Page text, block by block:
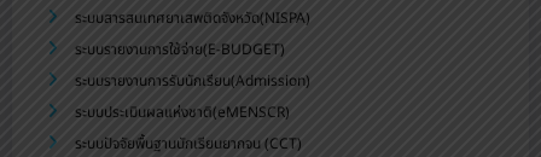
ระบบสารสนเทศยาเสพติดจังหวัด(NISPA)
ระบบรายงานการใช้จ่าย(E-BUDGET)
ระบบรายงานการรับนักเรียน(Admission)
ระบบประเมินผลแห่งชาติ(eMENSCR)
ระบบปัจจัยพื้นฐานนักเรียนยากจน (CCT)